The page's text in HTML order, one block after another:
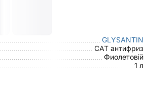
GLYSANTIN
CAT антифриз
Фиолетовій
1 л